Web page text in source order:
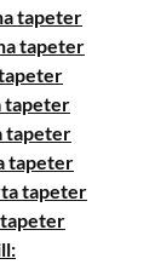
tapeter
tapeter
tapeter
tapeter
tapeter
tapeter